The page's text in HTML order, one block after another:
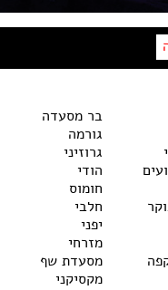
בר מסעדה
גורמה
גרוזיני
הודי
חומוס
חלבי
יפני
מזרחי
מסעדת שף
מקסיקני